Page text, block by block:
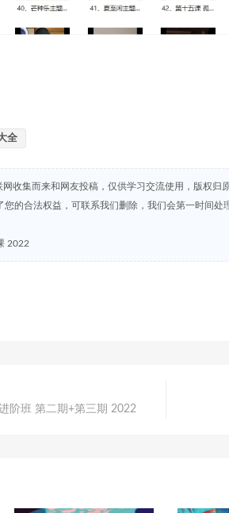
全
收集而来和网友投稿，仅供学习交流使用，版权归
的合法权益，可联系我们删除，我们会第一时间处
2022
阶班 第二期+第三期 2022